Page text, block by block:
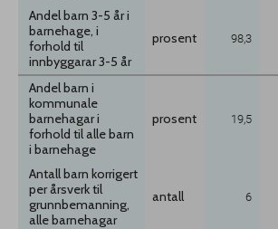
Andel barn 3-5 år i
barnehage, i
forhold til
innbyggarar 3-5 år
prosent 98,3
Andel barn i
kommunale
barnehagar i
forhold til alle barn
i barnehage
prosent 19,5
Antall barn korrigert
per årsverk til
grunnbemanning,
alle barnehagar
antall 6